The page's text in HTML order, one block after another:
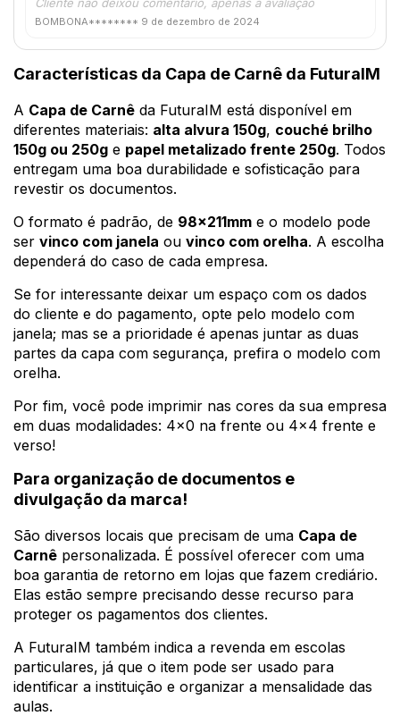
BOMBONA******** 9 de dezembro de 2024
Características da Capa de Carnê da FuturaIM
A Capa de Carnê da FuturaIM está disponível em
diferentes materiais: alta alvura 150g, couché brilho
150g ou 250g e papel metalizado frente 250g. Todos
entregam uma boa durabilidade e sofisticação para
revestir os documentos.
O formato é padrão, de 98x211mm e o modelo pode
ser vinco com janela ou vinco com orelha. A escolha
dependerá do caso de cada empresa.
Se for interessante deixar um espaço com os dados
do cliente e do pagamento, opte pelo modelo com
janela; mas se a prioridade é apenas juntar as duas
partes da capa com segurança, prefira o modelo com
orelha.
Por fim, você pode imprimir nas cores da sua empresa
em duas modalidades: 4x0 na frente ou 4x4 frente e
verso!
Para organização de documentos e
divulgação da marca!
São diversos locais que precisam de uma Capa de
Carnê personalizada. É possível oferecer com uma
boa garantia de retorno em lojas que fazem crediário.
Elas estão sempre precisando desse recurso para
proteger os pagamentos dos clientes.
A FuturaIM também indica a revenda em escolas
particulares, já que o item pode ser usado para
identificar a instituição e organizar a mensalidade das
aulas.